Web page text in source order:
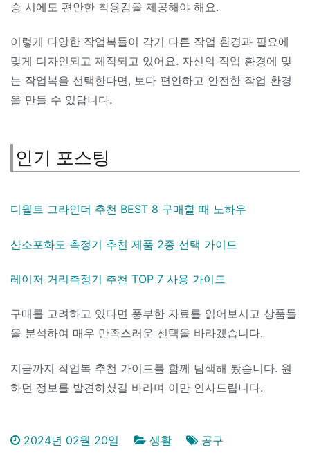
승 시에도 편안한 착용감을 제공해야 해요.
이렇게 다양한 작업복들이 각기 다른 작업 환경과 필요에
맞게 디자인되고 제작되고 있어요. 자신의 작업 환경에 맞
는 작업복을 선택한다면, 보다 편안하고 안전한 작업 환경
을 만들 수 있답니다.
인기 포스팅
디월트 그라인더 추천 BEST 8 구매할 때 노하우
산소포화도 측정기 추천 제품 2종 선택 가이드
레이저 거리측정기 추천 TOP 7 사용 가이드
구매를 고려하고 있다면 풍부한 자료를 읽어보시고 상품들
을 분석하여 매우 만족스러운 선택을 바라겠습니다.
지금까지 작업복 추천 가이드를 함께 탐색해 봤습니다. 원
하던 정보를 발견하셨길 바라며 이만 인사드립니다.
2024년 02월 20일 생활 공구